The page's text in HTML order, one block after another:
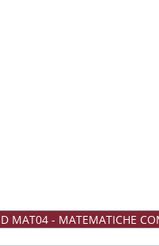
MAT04 - MATEMATICHE